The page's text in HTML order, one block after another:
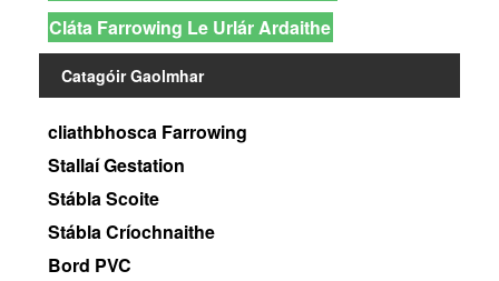
Cláta Farrowing Le Urlár Ardaithe
Catagóir Gaolmhar
cliathbhosca Farrowing
Stallaí Gestation
Stábla Scoite
Stábla Críochnaithe
Bord PVC